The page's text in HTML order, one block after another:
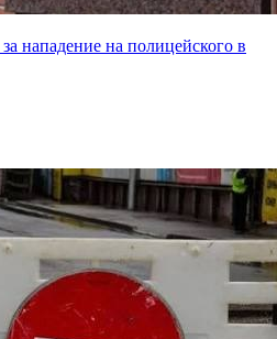
нападение на полицейского в